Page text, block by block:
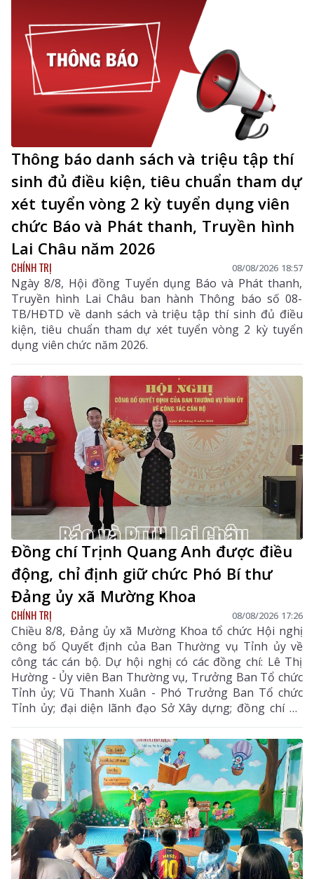
Thông báo danh sách và triệu tập thí
sinh đủ điều kiện, tiêu chuẩn tham dự
xét tuyển vòng 2 kỳ tuyển dụng viên
chức Báo và Phát thanh, Truyền hình
Lai Châu năm 2026
CHÍNH TRỊ 08/08/2026 18:57
Ngày 8/8, Hội đồng Tuyển dụng Báo và Phát thanh,
Truyền hình Lai Châu ban hành Thông báo số 08-
TB/HĐTD về danh sách và triệu tập thí sinh đủ điều
kiện, tiêu chuẩn tham dự xét tuyển vòng 2 kỳ tuyển
dụng viên chức năm 2026.
Đồng chí Trịnh Quang Anh được điều
động, chỉ định giữ chức Phó Bí thư
Đảng ủy xã Mường Khoa
CHÍNH TRỊ 08/08/2026 17:26
Chiều 8/8, Đảng ủy xã Mường Khoa tổ chức Hội nghị
công bố Quyết định của Ban Thường vụ Tỉnh ủy về
công tác cán bộ. Dự hội nghị có các đồng chí: Lê Thị
Hường - Ủy viên Ban Thường vụ, Trưởng Ban Tổ chức
Tỉnh ủy; Vũ Thanh Xuân - Phó Trưởng Ban Tổ chức
Tỉnh ủy; đại diện lãnh đạo Sở Xây dựng; đồng chí Lò
Văn Biên - Bí thư Đảng ủy, Chủ tịch HĐND xã Mường
Khoa.